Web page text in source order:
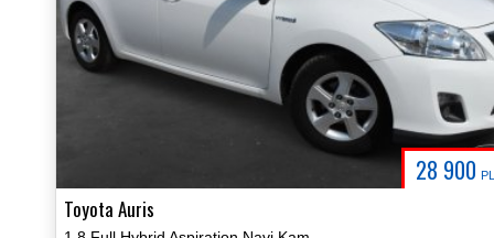
28 900
Toyota Auris